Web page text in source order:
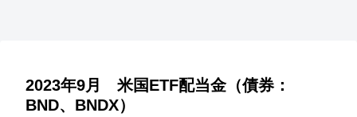
2023年9月 米国ETF配当金（債券：
BND、BNDX）